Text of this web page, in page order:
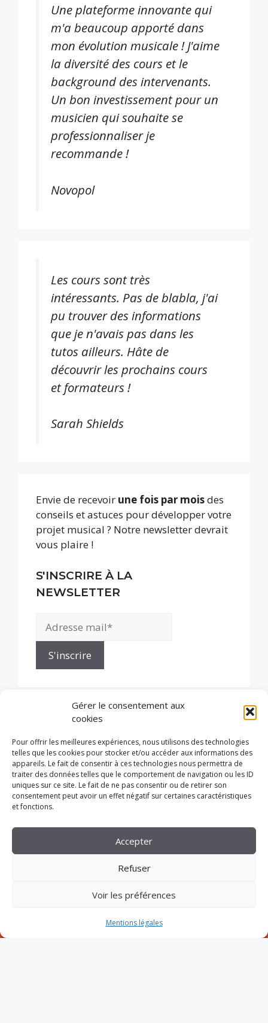
Gérer le consentement aux
cookies
Pour offrir les meilleures expériences, nous utilisons des technologies
telles que les cookies pour stocker et/ou accéder aux informations des
appareils. Le fait de consentir à ces technologies nous permettra de
traiter des données telles que le comportement de navigation ou les ID
uniques sur ce site. Le fait de ne pas consentir ou de retirer son
consentement peut avoir un effet négatif sur certaines caractéristiques
et fonctions.
Accepter
Refuser
Voir les préférences
Mentions légales
Une plateforme innovante qui
m'a beaucoup apporté dans
mon évolution musicale ! J'aime
la diversité des cours et le
background des intervenants.
Un bon investissement pour un
musicien qui souhaite se
professionnaliser je
recommande !
Novopol
Les cours sont très
intéressants. Pas de blabla, j'ai
pu trouver des informations
que je n'avais pas dans les
tutos ailleurs. Hâte de
découvrir les prochains cours
et formateurs !
Sarah Shields
Envie de recevoir une fois par moisdes
conseils et astuces pour développer votre
projet musical ? Notre newsletter devrait
vous plaire !
S'INSCRIRE À LA
NEWSLETTER